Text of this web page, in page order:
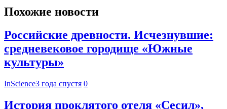
Похожие новости
Российские древности. Исчезнувшие:
средневековое городище «Южные
культуры»
InScience3 года спустя 0
История проклятого отеля «Сесил»,